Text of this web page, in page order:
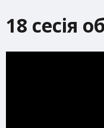
18 сесія